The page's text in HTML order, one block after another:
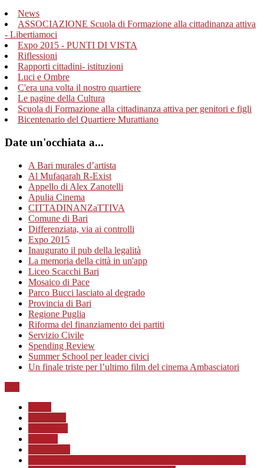
News
ASSOCIAZIONE Scuola di Formazione alla cittadinanza attiva
- Libertiamoci
Expo 2015 - PUNTI DI VISTA
Riflessioni
Rapporti cittadini- istituzioni
Luci e Ombre
C'era una volta il nostro quartiere
Le pagine della Cultura
Scuola di Formazione alla cittadinanza attiva per genitori e figli
Bicentenario del Quartiere Murattiano
Date un'occhiata a...
A Bari murales d’artista
Al Mufaqarah R-Exist
Appello di Alex Zanotelli
Apulia Cinema
CITTADINANZaTTIVA
Comune di Bari
Differenziata, via ai controlli
Expo 2015
Inaugurato il pub della legalità
La memoria della città in un'app
Liceo Scacchi Bari
Mosaico di Pace
Parco Bucci lasciato al degrado
Provincia di Bari
Regione Puglia
Riforma del finanziamento dei partiti
Servizio Civile
Spending Review
Summer School per leader civici
Un finale triste per l’ultimo film del cinema Ambasciatori